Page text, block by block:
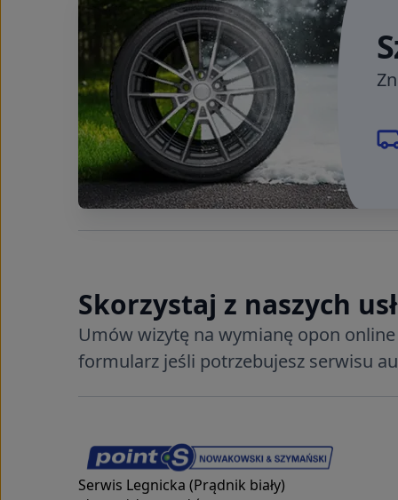
Skorzystaj z naszych
Umów wizytę na wymianę opon online
formularz jeśli potrzebujesz serwisu
Serwis Legnicka (Prądnik biały)